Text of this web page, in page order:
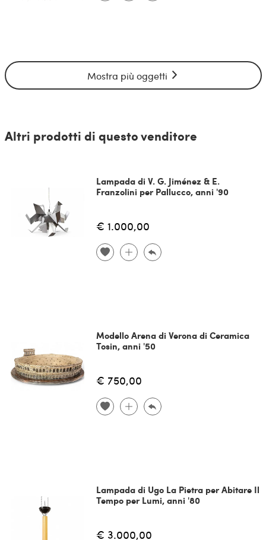
Mostra più oggetti
Altri prodotti di questo venditore
Lampada di V. G. Jiménez & E.
Franzolini per Pallucco, anni '90
€ 1.000,00
Modello Arena di Verona di Ceramica
Tosin, anni '50
€ 750,00
Lampada di Ugo La Pietra per Abitare Il
Tempo per Lumi, anni '80
€ 3.000,00